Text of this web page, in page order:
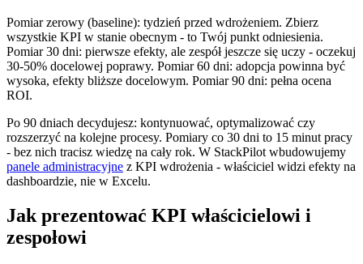
Pomiar zerowy (baseline): tydzień przed wdrożeniem. Zbierz
wszystkie KPI w stanie obecnym - to Twój punkt odniesienia.
Pomiar 30 dni: pierwsze efekty, ale zespół jeszcze się uczy - oczekuj
30-50% docelowej poprawy. Pomiar 60 dni: adopcja powinna być
wysoka, efekty bliższe docelowym. Pomiar 90 dni: pełna ocena
ROI.
Po 90 dniach decydujesz: kontynuować, optymalizować czy
rozszerzyć na kolejne procesy. Pomiary co 30 dni to 15 minut pracy
- bez nich tracisz wiedzę na cały rok. W StackPilot wbudowujemy
panele administracyjne z KPI wdrożenia - właściciel widzi efekty na
dashboardzie, nie w Excelu.
Jak prezentować KPI właścicielowi i
zespołowi